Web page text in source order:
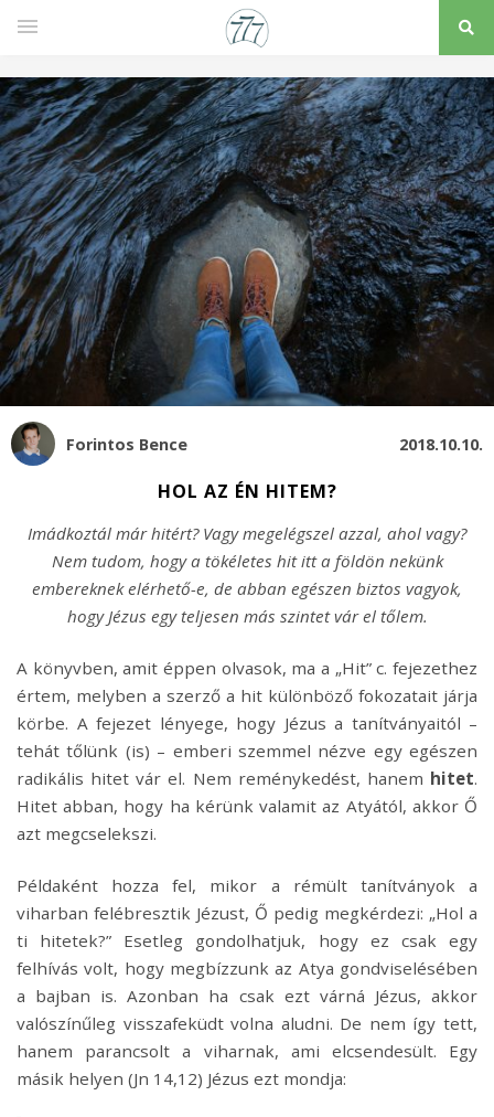
Forintos Bence 2018.10.10.
HOL AZ ÉN HITEM?
Imádkoztál már hitért? Vagy megelégszel azzal, ahol vagy?
Nem tudom, hogy a tökéletes hit itt a földön nekünk
embereknek elérhető-e, de abban egészen biztos vagyok,
hogy Jézus egy teljesen más szintet vár el tőlem.
A könyvben, amit éppen olvasok, ma a „Hit” c. fejezethez
értem, melyben a szerző a hit különböző fokozatait járja
körbe. A fejezet lényege, hogy Jézus a tanítványaitól –
tehát tőlünk (is) – emberi szemmel nézve egy egészen
radikális hitet vár el. Nem reménykedést, hanem hitet.
Hitet abban, hogy ha kérünk valamit az Atyától, akkor Ő
azt megcselekszi.
Példaként hozza fel, mikor a rémült tanítványok a
viharban felébresztik Jézust, Ő pedig megkérdezi: „Hol a
ti hitetek?” Esetleg gondolhatjuk, hogy ez csak egy
felhívás volt, hogy megbízzunk az Atya gondviselésében
a bajban is. Azonban ha csak ezt várná Jézus, akkor
valószínűleg visszafeküdt volna aludni. De nem így tett,
hanem parancsolt a viharnak, ami elcsendesült. Egy
másik helyen (Jn 14,12) Jézus ezt mondja: